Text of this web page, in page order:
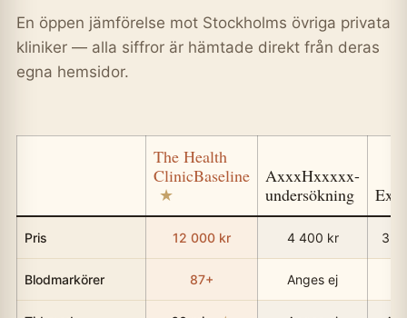
En öppen jämförelse mot Stockholms övriga privata
kliniker — alla siffror är hämtade direkt från deras
egna hemsidor.
The Health
ClinicBaseline AxxxHxxxxx-
undersökning
Pris 12 000 kr 4 400 kr 32
Blodmarkörer 87+ Anges ej